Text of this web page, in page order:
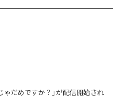
ゃだめですか？」が配信開始され